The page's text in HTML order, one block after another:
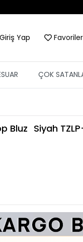
Giriş Yap
ÇOK
Bluz Siyah
kolayca iade